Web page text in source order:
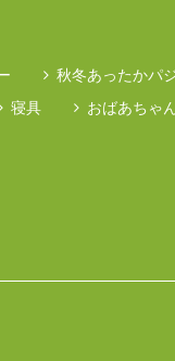
秋冬あったかパ
寝具
おばあちゃ